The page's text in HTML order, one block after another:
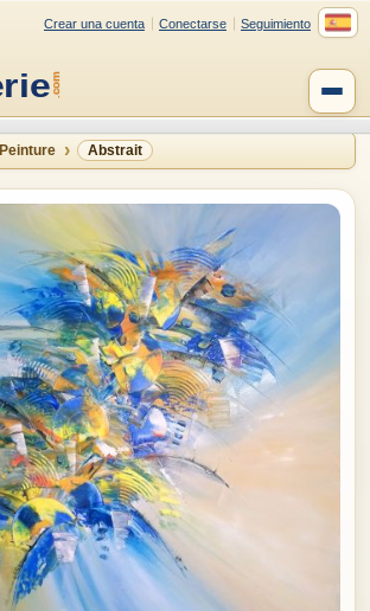
Crear una cuenta Conectarse Seguimiento
Peinture Abstrait